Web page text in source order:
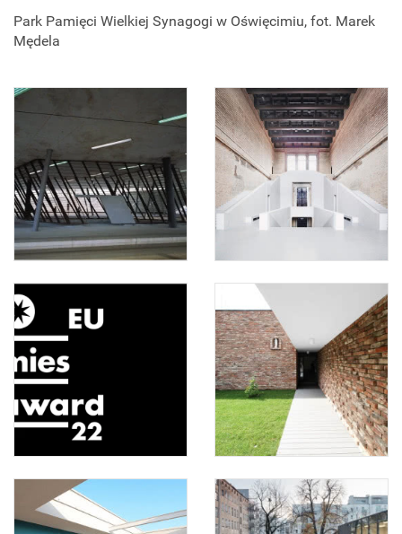
Park Pamięci Wielkiej Synagogi w Oświęcimiu, fot. Marek
Mędela